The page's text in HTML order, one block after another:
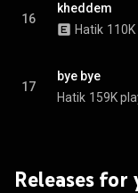
16
kheddem
Hatik
17
bye bye
Hatik 159K
Releases for